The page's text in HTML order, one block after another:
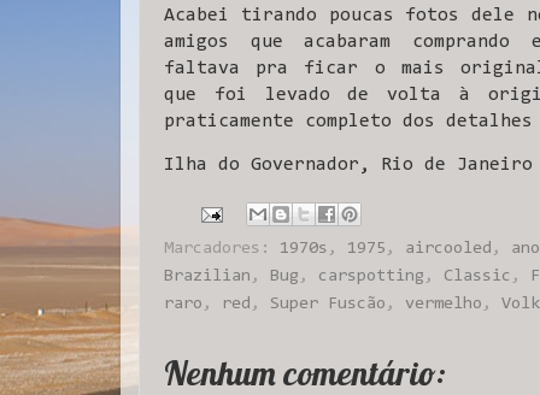
Acabei tirando poucas fotos dele
amigos que acabaram
faltava pra ficar o mais
que foi levado de volta à
praticamente completo dos
Ilha do Governador, Rio de
Marcadores: 1970s , 1975 , aircooled ,
Brazilian , Bug , carspotting , Classic ,
raro , red , Super Fuscão , vermelho ,
Nenhum comentário: